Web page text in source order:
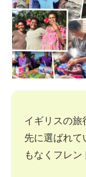
イギリスの旅
先に選ばれて
もなくフレン